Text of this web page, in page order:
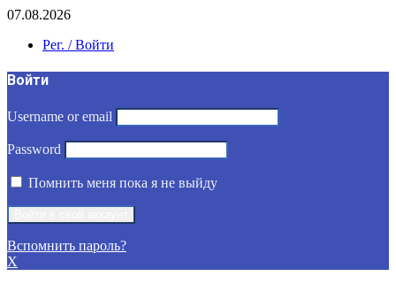
07.08.2026
Рег. / Войти
Войти
Username or email
Password
Помнить меня пока я не выйду
Вспомнить пароль?
X